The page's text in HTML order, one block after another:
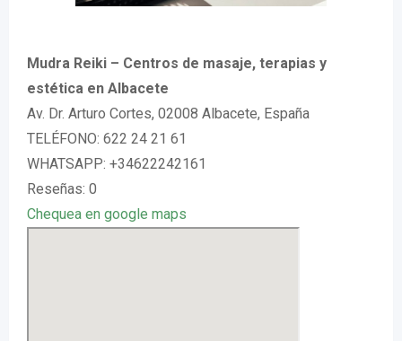
Mudra Reiki – Centros de masaje, terapias y
estética en Albacete
Av. Dr. Arturo Cortes, 02008 Albacete, España
TELÉFONO: 622 24 21 61
WHATSAPP: +34622242161
Reseñas: 0
Chequea en google maps